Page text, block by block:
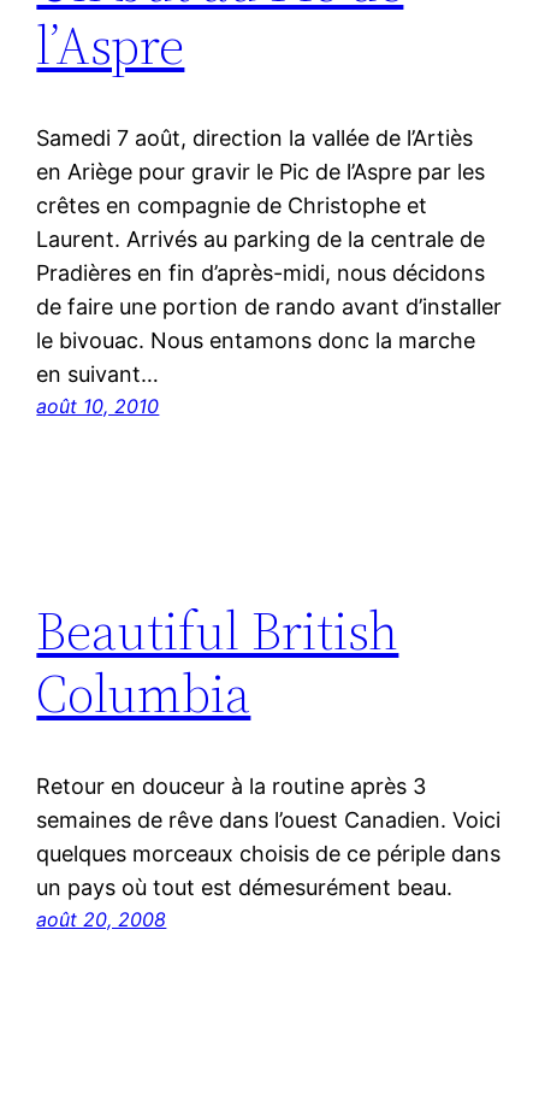
l’Aspre
Samedi 7 août, direction la vallée de l’Artiès
en Ariège pour gravir le Pic de l’Aspre par les
crêtes en compagnie de Christophe et
Laurent. Arrivés au parking de la centrale de
Pradières en fin d’après-midi, nous décidons
de faire une portion de rando avant d’installer
le bivouac. Nous entamons donc la marche
en suivant…
août 10, 2010
Beautiful British
Columbia
Retour en douceur à la routine après 3
semaines de rêve dans l’ouest Canadien. Voici
quelques morceaux choisis de ce périple dans
un pays où tout est démesurément beau.
août 20, 2008